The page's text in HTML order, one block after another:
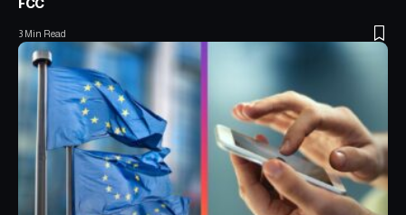
FCC
3 Min Read